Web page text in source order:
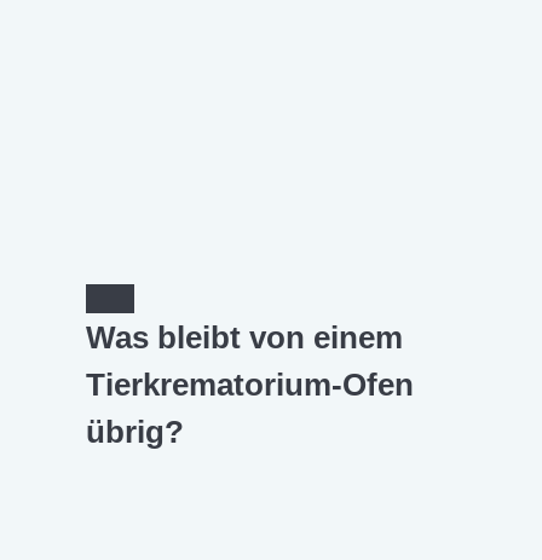
Was bleibt von einem
Tierkrematorium-Ofen
übrig?